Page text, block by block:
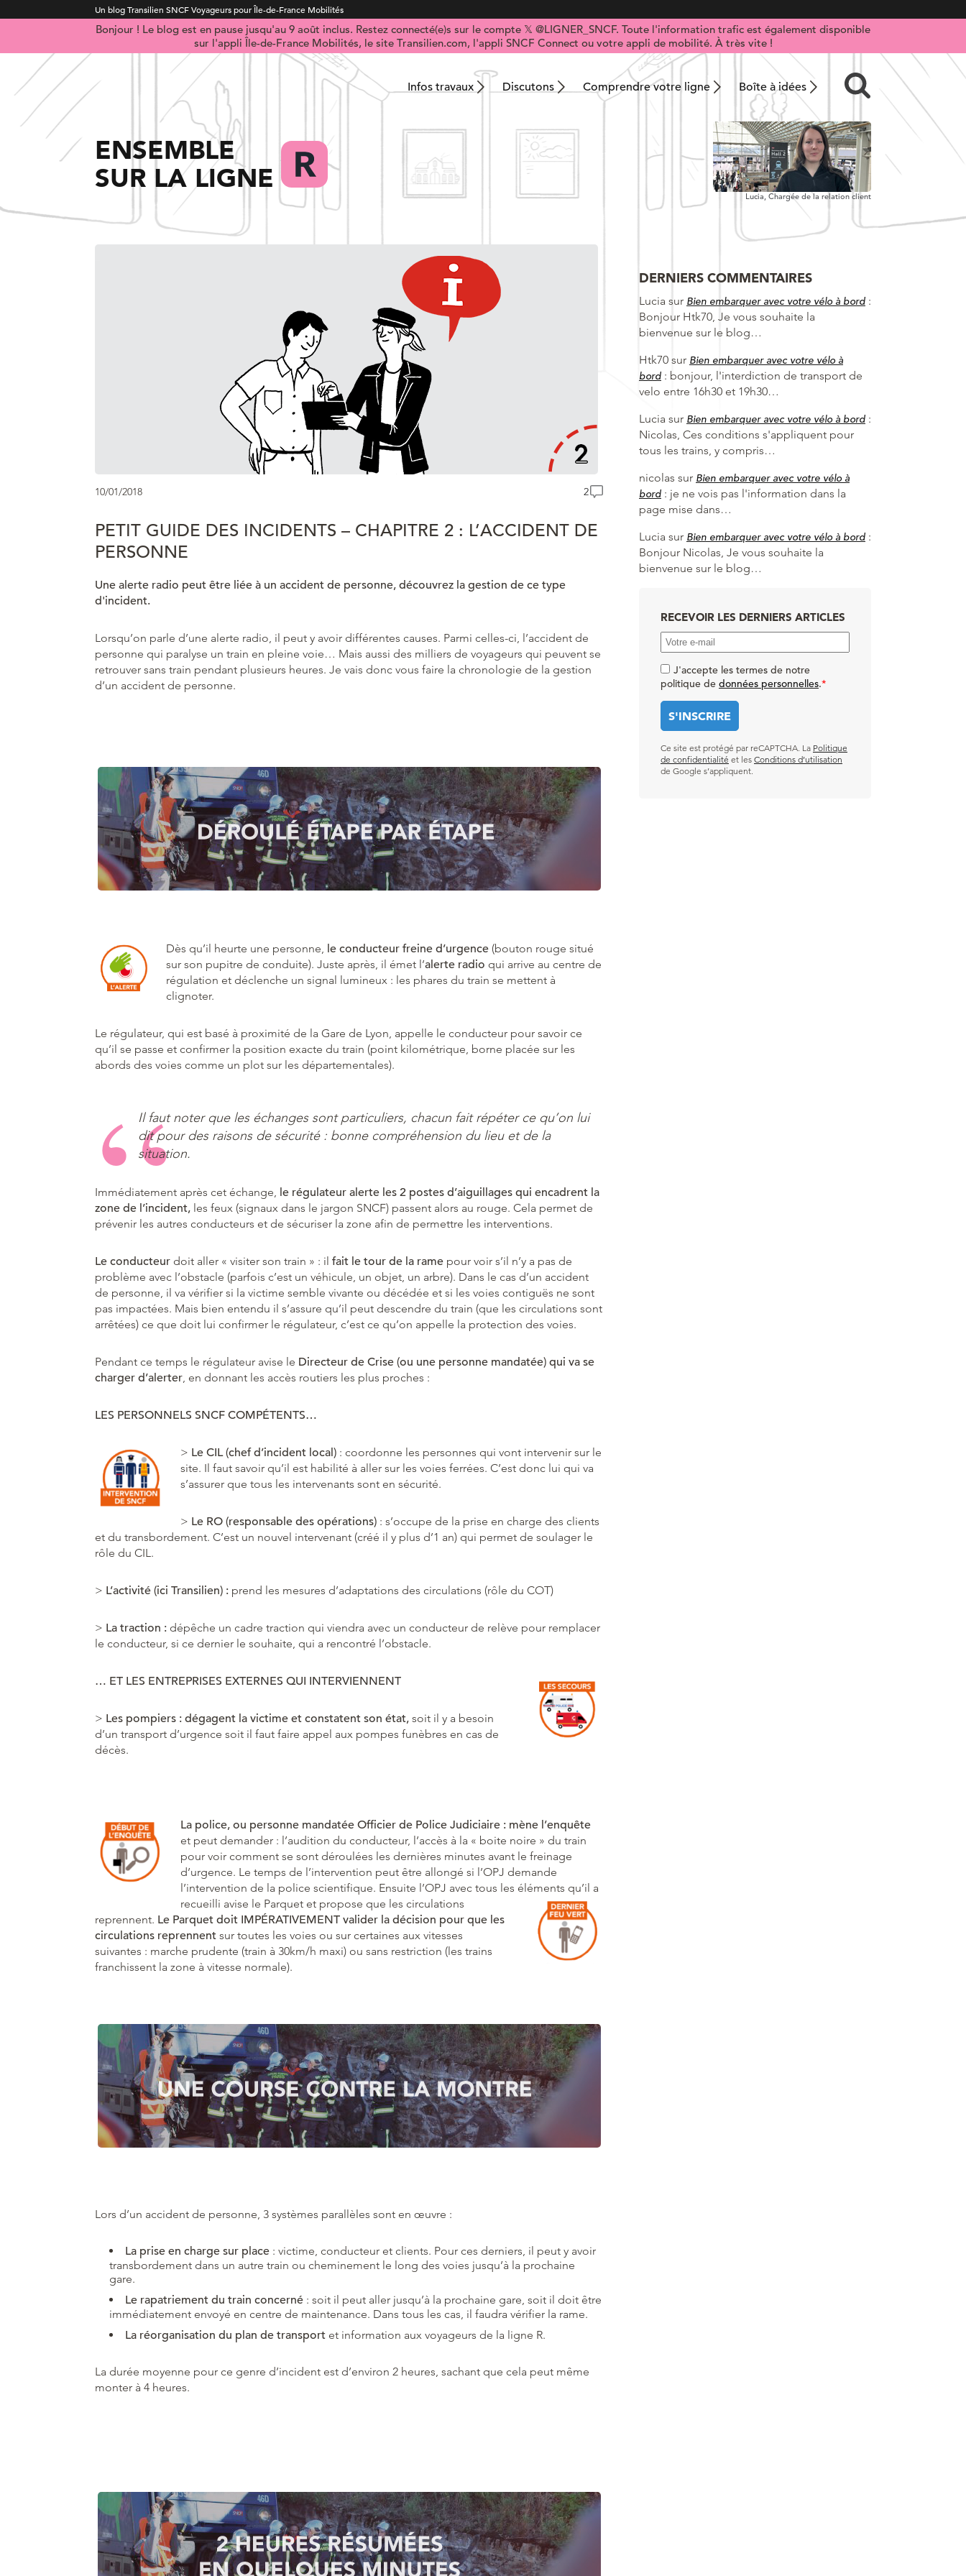
Un blog Transilien SNCF Voyageurs pour Île-de-France Mobilités
Bonjour ! Le blog est en pause jusqu'au 9 août inclus. Restez connecté(e)s sur le compte 𝕏 @LIGNER_SNCF. Toute l'information trafic est également disponible
sur l'appli Île-de-France Mobilités, le site Transilien.com, l'appli SNCF Connect ou votre appli de mobilité. À très vite !
Infos travaux Discutons Comprendre votre ligne Boîte à idées
ENSEMBLE
SUR LA LIGNE
Lucia, Chargée de la relation client
10/01/2018 2
PETIT GUIDE DES INCIDENTS – CHAPITRE 2 : L’ACCIDENT DE
PERSONNE
Une alerte radio peut être liée à un accident de personne, découvrez la gestion de ce type
d'incident.
Lorsqu’on parle d’une alerte radio, il peut y avoir différentes causes. Parmi celles-ci, l’accident de
personne qui paralyse un train en pleine voie… Mais aussi des milliers de voyageurs qui peuvent se
retrouver sans train pendant plusieurs heures. Je vais donc vous faire la chronologie de la gestion
d’un accident de personne.
Dès qu’il heurte une personne, le conducteur freine d’urgence (bouton rouge situé
sur son pupitre de conduite). Juste après, il émet l’alerte radio qui arrive au centre de
régulation et déclenche un signal lumineux : les phares du train se mettent à
clignoter.
Le régulateur, qui est basé à proximité de la Gare de Lyon, appelle le conducteur pour savoir ce
qu’il se passe et confirmer la position exacte du train (point kilométrique, borne placée sur les
abords des voies comme un plot sur les départementales).
Il faut noter que les échanges sont particuliers, chacun fait répéter ce qu’on lui
dit pour des raisons de sécurité : bonne compréhension du lieu et de la
situation.
Immédiatement après cet échange, le régulateur alerte les 2 postes d’aiguillages qui encadrent la
zone de l’incident, les feux (signaux dans le jargon SNCF) passent alors au rouge. Cela permet de
prévenir les autres conducteurs et de sécuriser la zone afin de permettre les interventions.
Le conducteur doit aller « visiter son train » : il fait le tour de la rame pour voir s’il n’y a pas de
problème avec l’obstacle (parfois c’est un véhicule, un objet, un arbre). Dans le cas d’un accident
de personne, il va vérifier si la victime semble vivante ou décédée et si les voies contiguës ne sont
pas impactées. Mais bien entendu il s’assure qu’il peut descendre du train (que les circulations sont
arrêtées) ce que doit lui confirmer le régulateur, c’est ce qu’on appelle la protection des voies.
Pendant ce temps le régulateur avise le Directeur de Crise (ou une personne mandatée) qui va se
charger d’alerter, en donnant les accès routiers les plus proches :
LES PERSONNELS SNCF COMPÉTENTS…
> Le CIL (chef d’incident local) : coordonne les personnes qui vont intervenir sur le
site. Il faut savoir qu’il est habilité à aller sur les voies ferrées. C’est donc lui qui va
s’assurer que tous les intervenants sont en sécurité.
> Le RO (responsable des opérations) : s’occupe de la prise en charge des clients
et du transbordement. C’est un nouvel intervenant (créé il y plus d’1 an) qui permet de soulager le
rôle du CIL.
> L’activité (ici Transilien) : prend les mesures d’adaptations des circulations (rôle du COT)
> La traction : dépêche un cadre traction qui viendra avec un conducteur de relève pour remplacer
le conducteur, si ce dernier le souhaite, qui a rencontré l’obstacle.
… ET LES ENTREPRISES EXTERNES QUI INTERVIENNENT
> Les pompiers : dégagent la victime et constatent son état, soit il y a besoin
d’un transport d’urgence soit il faut faire appel aux pompes funèbres en cas de
décès.
La police, ou personne mandatée Officier de Police Judiciaire : mène l’enquête
et peut demander : l’audition du conducteur, l’accès à la « boite noire » du train
pour voir comment se sont déroulées les dernières minutes avant le freinage
d’urgence. Le temps de l’intervention peut être allongé si l’OPJ demande
l’intervention de la police scientifique. Ensuite l’OPJ avec tous les éléments qu’il a
recueilli avise le Parquet et propose que les circulations
reprennent. Le Parquet doit IMPÉRATIVEMENT valider la décision pour que les
circulations reprennent sur toutes les voies ou sur certaines aux vitesses
suivantes : marche prudente (train à 30km/h maxi) ou sans restriction (les trains
franchissent la zone à vitesse normale).
Lors d’un accident de personne, 3 systèmes parallèles sont en œuvre :
La prise en charge sur place : victime, conducteur et clients. Pour ces derniers, il peut y avoir
transbordement dans un autre train ou cheminement le long des voies jusqu’à la prochaine
gare.
Le rapatriement du train concerné : soit il peut aller jusqu’à la prochaine gare, soit il doit être
immédiatement envoyé en centre de maintenance. Dans tous les cas, il faudra vérifier la rame.
La réorganisation du plan de transport et information aux voyageurs de la ligne R.
La durée moyenne pour ce genre d’incident est d’environ 2 heures, sachant que cela peut même
monter à 4 heures.
DERNIERS COMMENTAIRES
Lucia sur Bien embarquer avec votre vélo à bord :
Bonjour Htk70, Je vous souhaite la
bienvenue sur le blog…
Htk70 sur Bien embarquer avec votre vélo à
bord : bonjour, l'interdiction de transport de
velo entre 16h30 et 19h30…
Lucia sur Bien embarquer avec votre vélo à bord :
Nicolas, Ces conditions s'appliquent pour
tous les trains, y compris…
nicolas sur Bien embarquer avec votre vélo à
bord : je ne vois pas l'information dans la
page mise dans…
Lucia sur Bien embarquer avec votre vélo à bord :
Bonjour Nicolas, Je vous souhaite la
bienvenue sur le blog…
RECEVOIR LES DERNIERS ARTICLES
J'accepte les termes de notre
politique de données personnelles.*
Ce site est protégé par reCAPTCHA. La Politique
de confidentialité et les Conditions d’utilisation
de Google s’appliquent.